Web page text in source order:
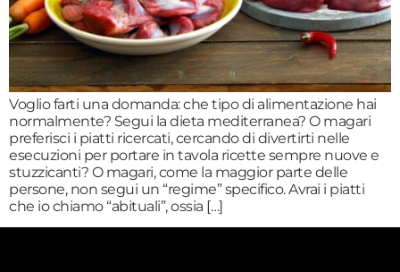
Voglio farti una domanda: che tipo di alimentazione hai
normalmente? Segui la dieta mediterranea? O magari
preferisci i piatti ricercati, cercando di divertirti nelle
esecuzioni per portare in tavola ricette sempre nuove e
stuzzicanti? O magari, come la maggior parte delle
persone, non segui un “regime” specifico. Avrai i piatti
che io chiamo “abituali”, ossia […]